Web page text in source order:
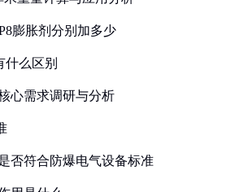
膨胀剂分别加多少
什么区别
心需求调研与分析
否符合防爆电气设备标准